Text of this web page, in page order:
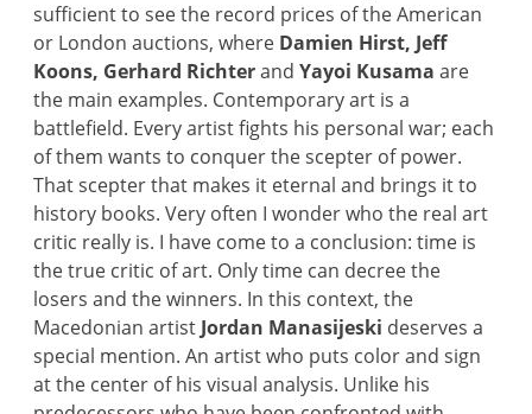
sufficient to see the record prices of the American
or London auctions, where Damien Hirst, Jeff
Koons, Gerhard RichterandYayoi Kusama are
the main examples. Contemporary art is a
battlefield. Every artist fights his personal war; each
of them wants to conquer the scepter of power.
That scepter that makes it eternal and brings it to
history books. Very often I wonder who the real art
critic really is. I have come to a conclusion: time is
the true critic of art. Only time can decree the
losers and the winners. In this context, the
Macedonian artist Jordan Manasijeski deserves a
special mention. An artist who puts color and sign
at the center of his visual analysis. Unlike his